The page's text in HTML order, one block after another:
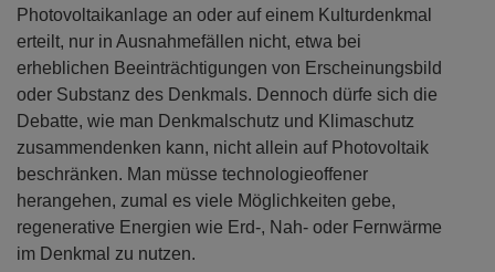
Photovoltaikanlage an oder auf einem Kulturdenkmal
erteilt, nur in Ausnahmefällen nicht, etwa bei
erheblichen Beeinträchtigungen von Erscheinungsbild
oder Substanz des Denkmals. Dennoch dürfe sich die
Debatte, wie man Denkmalschutz und Klimaschutz
zusammendenken kann, nicht allein auf Photovoltaik
beschränken. Man müsse technologieoffener
herangehen, zumal es viele Möglichkeiten gebe,
regenerative Energien wie Erd-, Nah- oder Fernwärme
im Denkmal zu nutzen.